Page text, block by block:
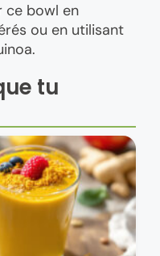
ce bowl en
ou en utilisant
tu